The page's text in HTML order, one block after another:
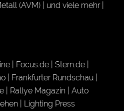
(AVM) | und viele mehr |
| Focus.de | Stern.de |
| Frankfurter Rundschau |
| Rallye Magazin | Auto
| Lighting Press